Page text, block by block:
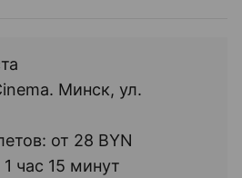
Минск, ул.
от 28 BYN
час 15 минут